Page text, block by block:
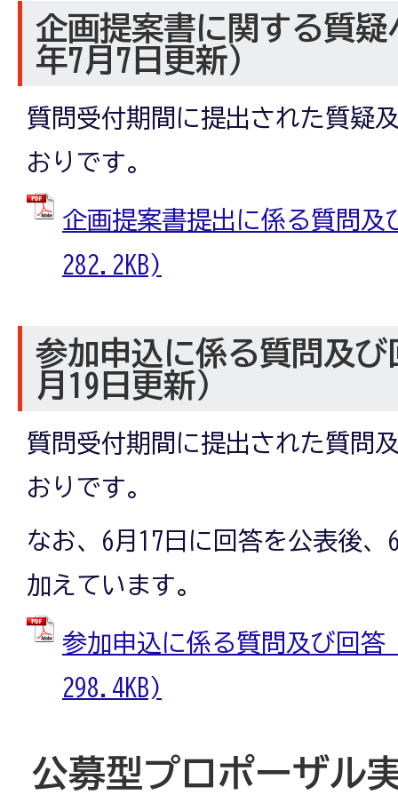
企画提案書に関する質疑
年7月7日更新）
質問受付期間に提出された質疑
おりです。
企画提案書提出に係る質問及
282.2KB)
参加申込に係る質問及び
月19日更新）
質問受付期間に提出された質問
おりです。
なお、6月17日に回答を公表後、
加えています。
参加申込に係る質問及び回答
298.4KB)
公募型プロポーザル